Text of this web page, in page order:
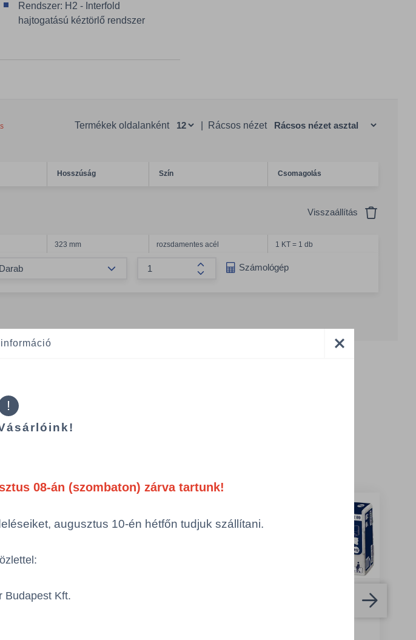
Rendszer: H2 - Interfold
hajtogatású kéztörlő rendszer
Termékek oldalanként Rácsos nézet
Hosszúság Szín Csomagolás
Visszaállítás
323 mm rozsdamentes acél 1 KT = 1 db
Összeg növelése
Számológép
termékek
Xpress Soft
kéztörlő,
!
08-án (szombaton) zárva tartunk!
augusztus 10-én hétfőn tudjuk szállítani.
Budapest Kft.